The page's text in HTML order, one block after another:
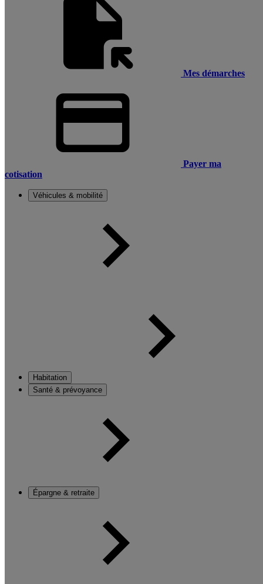
Mes démarches
Payer ma
cotisation
Véhicules & mobilité
Habitation
Santé & prévoyance
Épargne & retraite